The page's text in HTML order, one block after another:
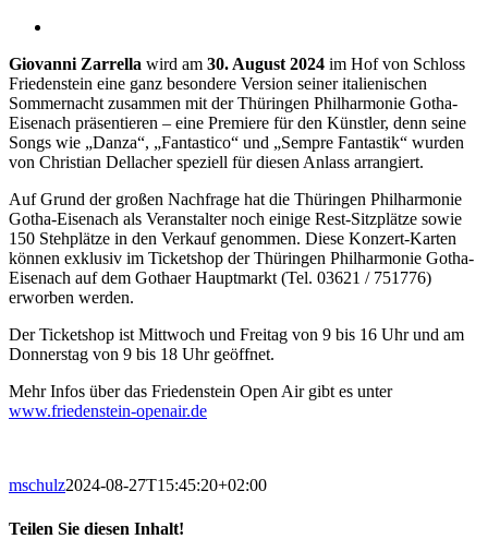
Bild
Giovanni Zarrella wird am 30. August 2024 im Hof von Schloss
Friedenstein eine ganz besondere Version seiner italienischen
Sommernacht zusammen mit der Thüringen Philharmonie Gotha-
Eisenach präsentieren – eine Premiere für den Künstler, denn seine
Songs wie „Danza“, „Fantastico“ und „Sempre Fantastik“ wurden
von Christian Dellacher speziell für diesen Anlass arrangiert.
Auf Grund der großen Nachfrage hat die Thüringen Philharmonie
Gotha-Eisenach als Veranstalter noch einige Rest-Sitzplätze sowie
150 Stehplätze in den Verkauf genommen. Diese Konzert-Karten
können exklusiv im Ticketshop der Thüringen Philharmonie Gotha-
Eisenach auf dem Gothaer Hauptmarkt (Tel. 03621 / 751776)
erworben werden.
Der Ticketshop ist Mittwoch und Freitag von 9 bis 16 Uhr und am
Donnerstag von 9 bis 18 Uhr geöffnet.
Mehr Infos über das Friedenstein Open Air gibt es unter
www.friedenstein-openair.de
mschulz2024-08-27T15:45:20+02:00
Teilen Sie diesen Inhalt!